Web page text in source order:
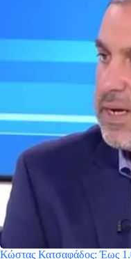
Κώστας Κατσαφάδος: Έως